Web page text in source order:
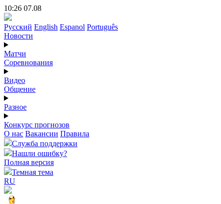
10:26 07.08
Русский English Espanol Português
Новости
Матчи
Соревнования
Видео
Общение
Разное
Конкурс прогнозов
О нас Вакансии Правила
Служба поддержки
Нашли ошибку?
Полная версия
Темная тема
RU